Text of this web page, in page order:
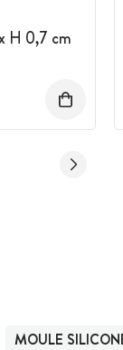
H 0,7 cm
MOULE